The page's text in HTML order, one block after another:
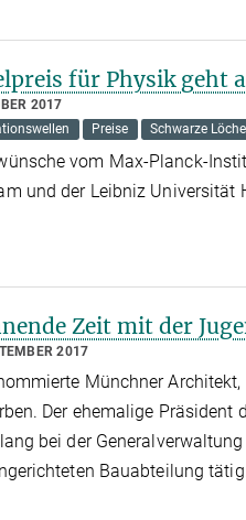
für Physik geht
2017
Preise Schwarze
vom Max-Planck-
und der Leibniz Universität
Zeit mit der
2017
Münchner
Der ehemalige Präsident
bei der
Bauabteilung tätig.